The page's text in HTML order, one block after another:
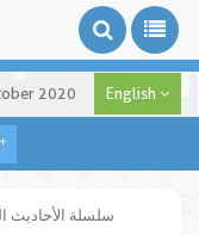
2020 English
سلسلة الأحاديث